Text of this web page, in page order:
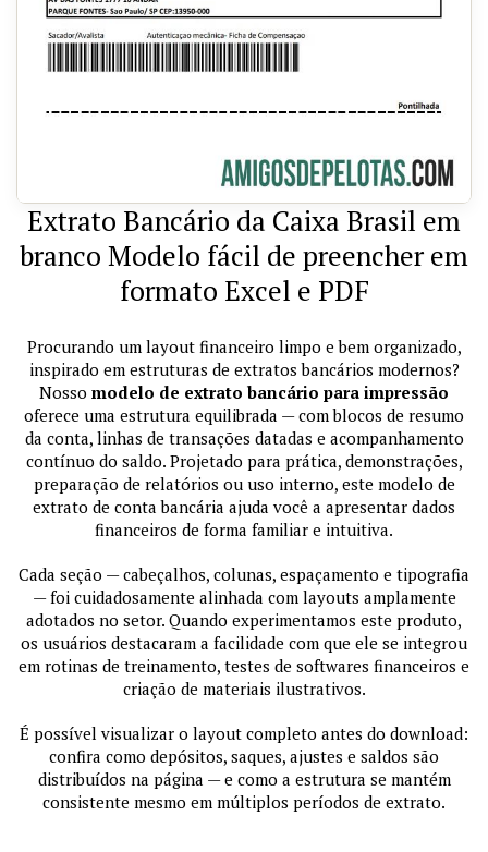
Extrato Bancário da Caixa Brasil em
branco Modelo fácil de preencher em
formato Excel e PDF
Procurando um layout financeiro limpo e bem organizado,
inspirado em estruturas de extratos bancários modernos?
Nosso modelo de extrato bancário para impressão
oferece uma estrutura equilibrada — com blocos de resumo
da conta, linhas de transações datadas e acompanhamento
contínuo do saldo. Projetado para prática, demonstrações,
preparação de relatórios ou uso interno, este modelo de
extrato de conta bancária ajuda você a apresentar dados
financeiros de forma familiar e intuitiva.
Cada seção — cabeçalhos, colunas, espaçamento e tipografia
— foi cuidadosamente alinhada com layouts amplamente
adotados no setor. Quando experimentamos este produto,
os usuários destacaram a facilidade com que ele se integrou
em rotinas de treinamento, testes de softwares financeiros e
criação de materiais ilustrativos.
É possível visualizar o layout completo antes do download:
confira como depósitos, saques, ajustes e saldos são
distribuídos na página — e como a estrutura se mantém
consistente mesmo em múltiplos períodos de extrato.